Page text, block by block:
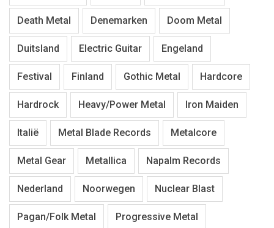
Death Metal Denemarken Doom Metal
Duitsland Electric Guitar Engeland
Festival Finland Gothic Metal Hardcore
Hardrock Heavy/Power Metal Iron Maiden
Italië Metal Blade Records Metalcore
Metal Gear Metallica Napalm Records
Nederland Noorwegen Nuclear Blast
Pagan/Folk Metal Progressive Metal